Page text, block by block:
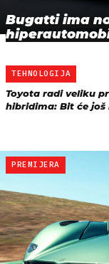
Bugatti ima
TEHNOLOGIJA
Toyota radi veliku
hibridima: Bit će
PREMIJERA